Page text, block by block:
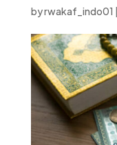
byrwakaf_indo01 |